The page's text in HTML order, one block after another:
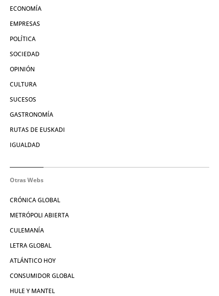
ECONOMÍA
EMPRESAS
POLÍTICA
SOCIEDAD
OPINIÓN
CULTURA
SUCESOS
GASTRONOMÍA
RUTAS DE EUSKADI
IGUALDAD
Otras Webs
CRÓNICA GLOBAL
METRÓPOLI ABIERTA
CULEMANÍA
LETRA GLOBAL
ATLÁNTICO HOY
CONSUMIDOR GLOBAL
HULE Y MANTEL